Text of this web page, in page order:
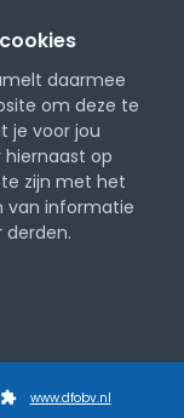
daarmee
om deze te
je voor jou
op
zijn met het
van informatie
derden.
www.dfobv.nl